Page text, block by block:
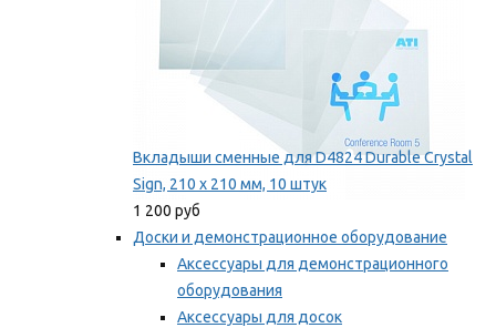
Вкладыши сменные для D4824 Durable Crystal
Sign, 210 x 210 мм, 10 штук
1 200 руб
Доски и демонстрационное оборудование
Аксессуары для демонстрационного
оборудования
Аксессуары для досок